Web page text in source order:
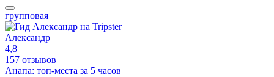
групповая
Александр
4,8
157 отзывов
Анапа: топ-места за 5 часов